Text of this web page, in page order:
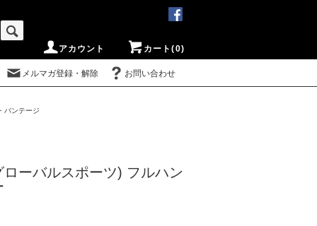
アカウント カート(0)
メルマガ登録・解除 お問い合わせ
バンテージ
ーバルスポーツ) フルハン